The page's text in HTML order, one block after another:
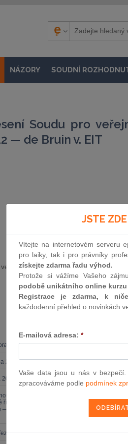
NÁZORY SOUDNÍ
Soudu pro
— de Bruin v. EIT
službu ze dne 3. prosince
2013 — ZZ v. Komise
2013 — CK v. Komise
— ZZ v. Komise
službu (druhého senátu) ze dne 21. března
— Zrušení rozhodnutí o nezapsání na
Zásada legality — Námitka protiprávnosti
2013 — Comune di Milano v. Komise
JSTE
Vítejte na internetovém serveru
pro laiky, tak i pro právníky
získejte zdarma řadu výhod.
Protože si vážíme Vašeho
podobě unikátního online
Registrace je zdarma, k
každodenní přehled o novinkách
E-mailová adresa: *
Vaše data jsou u nás v
zpracováváme podle podmínek